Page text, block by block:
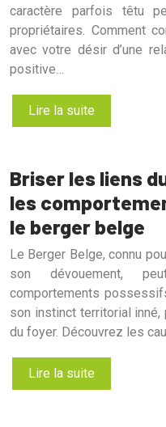
caractère parfois têtu
propriétaires. Comment
avec votre désir d’une
positive…
Lire la suite
Briser les liens
les
le berger belge
Le Berger Belge, connu
son dévouement,
comportements
son instinct territorial
du foyer. Découvrez les
Lire la suite